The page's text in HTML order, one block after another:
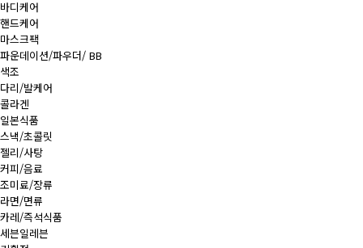
바디케어
핸드케어
마스크팩
파운데이션/파우더/ BB
색조
다리/발케어
콜라겐
일본식품
스낵/초콜릿
젤리/사탕
커피/음료
조미료/장류
라면/면류
카레/즉석식품
세븐일레븐